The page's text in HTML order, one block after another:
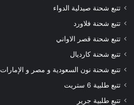
تتبع شحنة صيدلية الدواء
تتبع شحنة فلاورد
تتبع شحنة قصر الاواني
تتبع شحنة كارديال
تتبع شحنة نون السعودية و مصر و الإمارات
تتبع طلبية 6 ستريت
تتبع طلبية جرير